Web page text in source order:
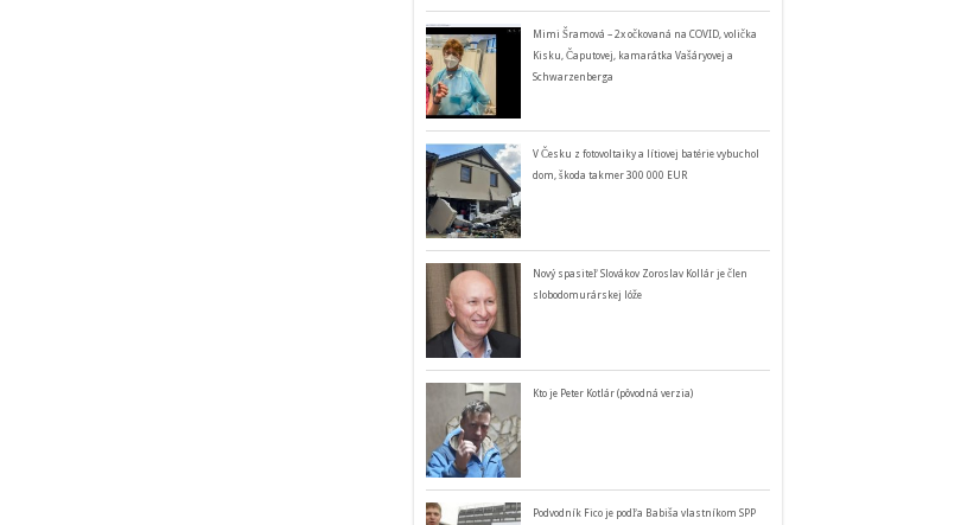
Mimi Šramová – 2x očkovaná na COVID, volička
Kisku, Čaputovej, kamarátka Vašáryovej a
Schwarzenberga
V Česku z fotovoltaiky a lítiovej batérie vybuchol
dom, škoda takmer 300 000 EUR
Nový spasiteľ Slovákov Zoroslav Kollár je člen
slobodomurárskej lóže
Kto je Peter Kotlár (pôvodná verzia)
Podvodník Fico je podľa Babiša vlastníkom SPP